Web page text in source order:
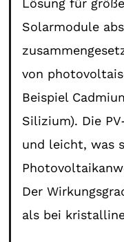
Lösung für
Solarmodule
von
Beispiel
Silizium). Die
und leicht, was
Der
als bei